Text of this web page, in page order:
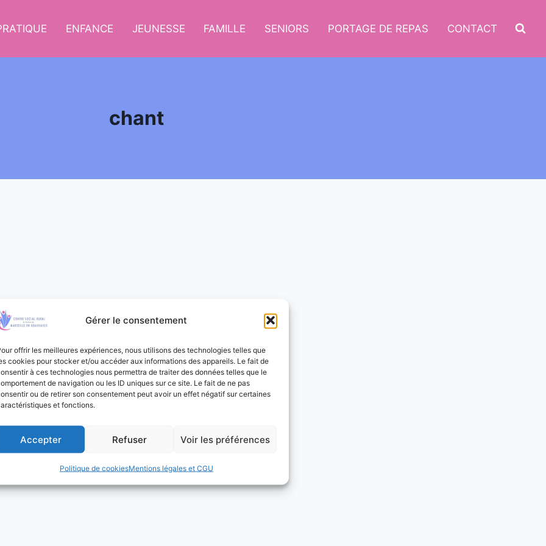
Gérer le consentement
offrir les meilleures expériences, nous utilisons des technologies telles que
cookies pour stocker et/ou accéder aux informations des appareils. Le fait de
à ces technologies nous permettra de traiter des données telles que le
de navigation ou les ID uniques sur ce site. Le fait de ne pas
ou de retirer son consentement peut avoir un effet négatif sur certaines
et fonctions.
Accepter Refuser Voir les préférences
Politique de cookiesMentions légales et CGU
ENFANCE JEUNESSE FAMILLE SENIORS PORTAGE DE REPAS CONTACT
chant